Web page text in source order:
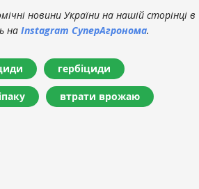
новини України на нашій сторінці в
на Instagram СуперАгронома.
гербіциди
втрати врожаю